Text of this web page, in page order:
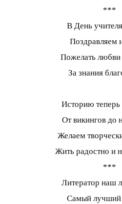
***
В День
Поздравляем
Пожелать любви
За знания
Историю
От викингов до
Желаем
Жить радостно и
***
Литератор наш
Самый лучший